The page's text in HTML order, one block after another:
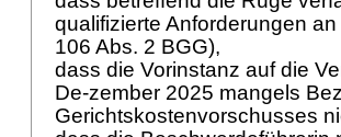
qualifizierte Anforderungen
106 Abs. 2 BGG),
dass die Vorinstanz auf die
De-zember 2025 mangels
Gerichtskostenvorschusses